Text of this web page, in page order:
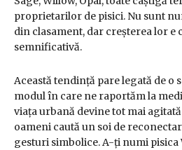
proprietarilor de pisici. Nu sunt
din clasament, dar creșterea lor e
semnificativă.
Această tendință pare legată de o
modul în care ne raportăm la
viața urbană devine tot mai
oameni caută un soi de
gesturi simbolice. A-ți numi pisica